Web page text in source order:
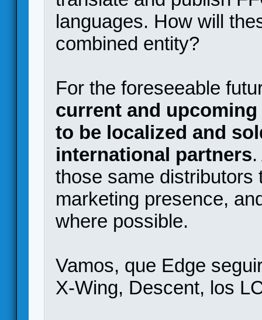
languages. How will
combined entity?
For the foreseeable
current and
to be localized and
international partners
those same distributors
marketing presence,
where possible.
Vamos, que Edge
X-Wing, Descent, los